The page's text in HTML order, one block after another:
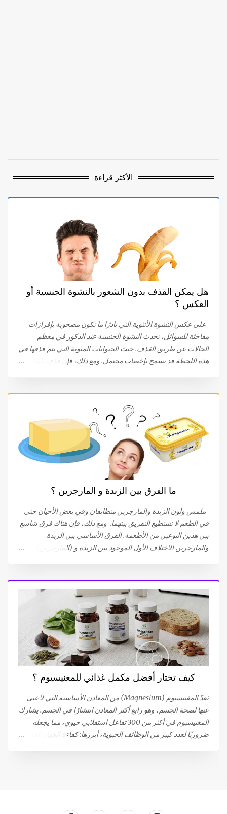
الأكثر قراءة
هل يمكن القذف بدون الشعور بالنشوة الجنسية أو
العكس ؟
على عكس النشوة الأنثوية التي نادرًا ما تكون مصحوبة بإفرازات
مفاجئة للسوائل، تحدث النشوة الجنسية عند الذكور في معظم
الحالات عن طريق القذف. حيث الحيوانات المنوية التي يتم قذفها في
هذه اللحظة قد تسمح بإخصاب محتمل. ومع ذلك، فإن قذف السائل
الجنسية لديهم حتى قبل الإيلاج أو بعده بسرعة كبيرة. القذف
التلقائي هو ظاهرة مرضية تؤثر على العديد من الأشخاص. غالبًا ما
تلعب الحالة النفسية للشخص دورًا مهمًا. يعد القلق والتوتر من أهم
أسباب القذف بدون النشوة الجنسية. من المحتمل أيضًا أن الذهاب
إلى المرحاض أو ملامسة الحشفة للملابس قد تؤدي إلى حدوث
القذف التلقائي. 81٪ من الرجال الذين يعانون من هذا النوع من
(19 ٪) بشعورهم بالنشوة، (ولكنها أقل من تلك التي تحدث أثناء
الإتصال الجنسي المرغوب فيه)، أو تقلصات تحت الحوض التي تحدث
أثناء النشوة الجنسية. يمكن أن تؤدي...
ما الفرق بين الزبدة و المارجرين ؟
ملمس ولون الزبدة والمارجرين متطابقان وفي بعض الأحيان حتى
في الطعم لا نستطيع التفريق بينهما. ومع ذلك، فإن هناك فرق شاسع
بين هذين النوعين من الأطعمة. الفرق الأساسي بين الزبدة
والمارجرين الاختلاف الأول الموجود بين الزبدة و (المارجرين)، هو
لذلك فهي دهون حيوانية. أما (المارجرين) فهي مصنوعة من الدهون
النباتية، من زيت اللفت (الكولزا) أو زيت عباد الشمس . ما يجب أن
تعرفه عن زبدة حليب البقر يبدأ إنتاج الزبدة بجمع الحليب. بعد تبريده
لفصل الكريمة عن الحليب، يتم تسخين الكريمة بعد ذلك لإزالة
الرطوبة الزائدة. ثم يتم تقليب هذه الكريمة السميكة أو رجِّها أو
ضربها ميكانيكيًا حتى تتحول إلى حبوب من الزبدة و مصل اللبن
(Whey). يتم بعد ذلك فصل الزبدة عن مصل اللبن وغسلها بالماء
البارد لإزالة بقايا مصل اللبن. هذه العملية الفيزيائية تستخرج الدهون
من الحليب، وتنتج الزبدة التي نعرفها. هذه الزبدة م...
كيف تختار أفضل مكمل غذائي للمغنيسيوم ؟
يُعدّ المغنيسيوم (Magnesium) من المعادن الأساسية التي لا غنى
عنها لصحة الجسم، وهو رابع أكثر المعادن انتشارًا في الجسم. يشارك
المغنيسيوم في أكثر من 300 تفاعل استقلابي حيوي، مما يجعله
ضروريًا لعدد كبير من الوظائف الحيوية، أبرزها: كفاءة الجهاز العصبي